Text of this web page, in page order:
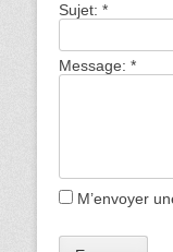
Sujet: *
Message: *
M’envoyer